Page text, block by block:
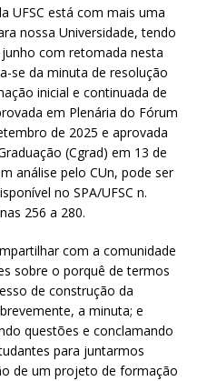
UFSC está com mais uma
nossa Universidade, tendo
com retomada nesta
se da minuta de resolução
inicial e continuada de
em Plenária do Fórum
de 2025 e aprovada
(Cgrad) em 13 de
análise pelo CUn, pode ser
no SPA/UFSC n.
256 a 280.
com a comunidade
sobre o porquê de termos
de construção da
a minuta; e
questões e conclamando
para juntarmos
de um projeto de formação